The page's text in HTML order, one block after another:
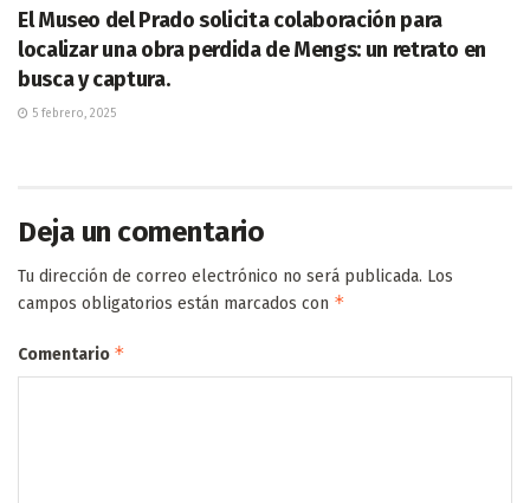
El Museo del Prado solicita colaboración para
localizar una obra perdida de Mengs: un retrato en
busca y captura.
5 febrero, 2025
Deja un comentario
Tu dirección de correo electrónico no será publicada. Los
campos obligatorios están marcados con *
Comentario *